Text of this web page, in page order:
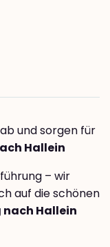
und sorgen für
Hallein
– wir
auf die schönen
nach Hallein